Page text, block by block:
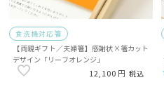
食洗機対応箸
【両親ギフト／夫婦箸】感謝状×箸カット
デザイン「リーフオレンジ」
12,100 税込